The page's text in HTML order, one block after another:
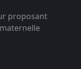
proposant